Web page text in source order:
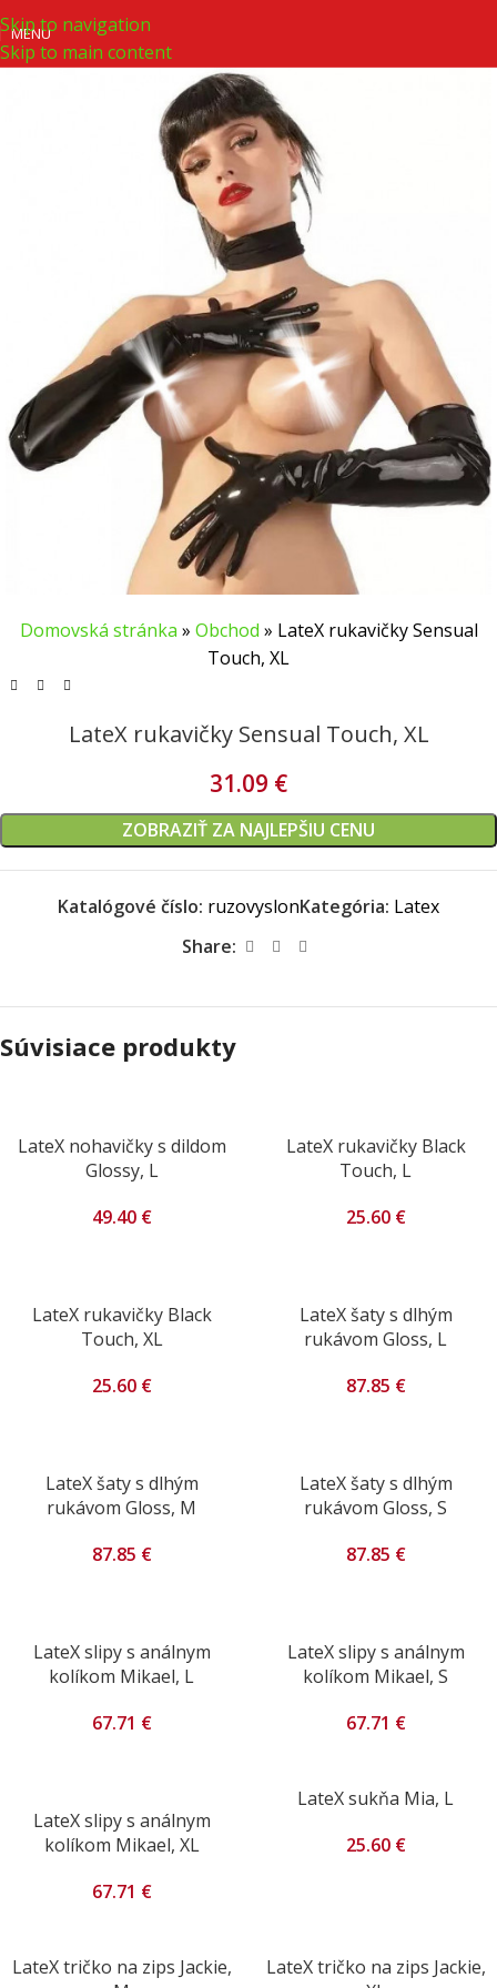
Skip to navigation
Skip to main content
MENU
Domovská stránka » Obchod » LateX rukavičky Sensual
Touch, XL
LateX rukavičky Sensual Touch, XL
31.09 €
ZOBRAZIŤ ZA NAJLEPŠIU CENU
Katalógové číslo: ruzovyslonKategória: Latex
Share:
Súvisiace produkty
LateX nohavičky s dildom
Glossy, L
49.40 €
LateX rukavičky Black
Touch, L
25.60 €
LateX rukavičky Black
Touch, XL
25.60 €
LateX šaty s dlhým
rukávom Gloss, L
87.85 €
LateX šaty s dlhým
rukávom Gloss, M
87.85 €
LateX šaty s dlhým
rukávom Gloss, S
87.85 €
LateX slipy s análnym
kolíkom Mikael, L
67.71 €
LateX slipy s análnym
kolíkom Mikael, S
67.71 €
LateX slipy s análnym
kolíkom Mikael, XL
67.71 €
LateX sukňa Mia, L
25.60 €
LateX tričko na zips Jackie,
LateX tričko na zips Jackie,